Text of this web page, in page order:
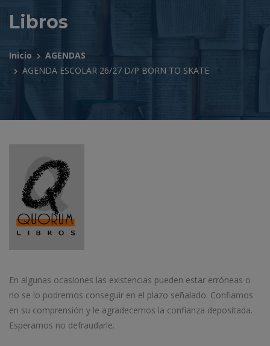
Libros
Inicio
AGENDAS
AGENDA ESCOLAR 26/27 D/P BORN TO SKATE
En algunas ocasiones las existencias pueden estar erróneas o
no se lo podremos conseguir en el plazo señalado. Confiamos
en su comprensión y le agradecemos la confianza depositada.
Esperamos no defraudarle.